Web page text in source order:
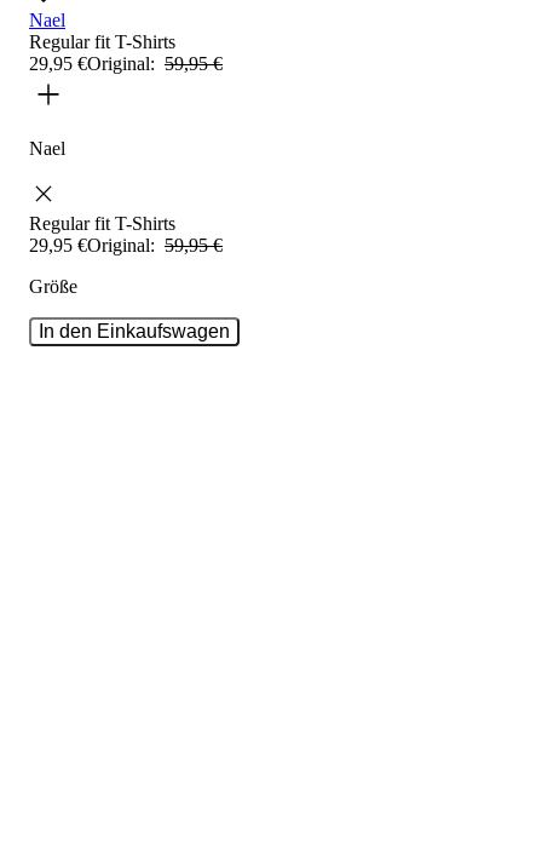
Nael
Regular fitT-Shirts
29,95 €Original: 59,95 €
Nael
Regular fitT-Shirts
29,95 €Original: 59,95 €
Größe
In den Einkaufswagen